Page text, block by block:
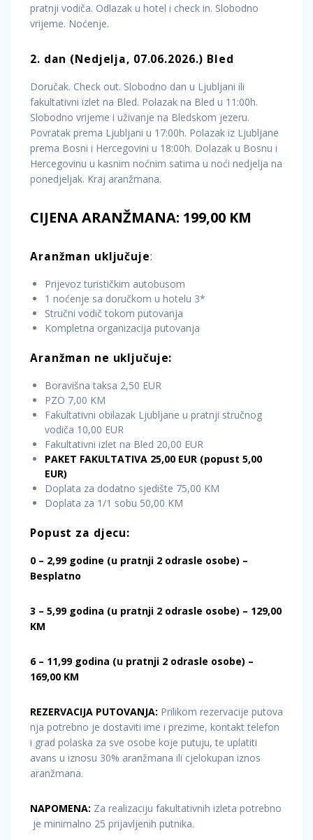
pratnji vodiča. Odlazak u hotel i check in. Slobodno
vrijeme. Noćenje.
2. dan (Nedjelja, 07.06.2026.) Bled
Doručak. Check out. Slobodno dan u Ljubljani ili
fakultativni izlet na Bled. Polazak na Bled u 11:00h.
Slobodno vrijeme i uživanje na Bledskom jezeru.
Povratak prema Ljubljani u 17:00h. Polazak iz Ljubljane
prema Bosni i Hercegovini u 18:00h. Dolazak u Bosnu i
Hercegovinu u kasnim noćnim satima u noći nedjelja na
ponedjeljak. Kraj aranžmana.
CIJENA ARANŽMANA: 199,00 KM
Aranžman uključuje:
Prijevoz turističkim autobusom
1 noćenje sa doručkom u hotelu 3*
Stručni vodič tokom putovanja
Kompletna organizacija putovanja
Aranžman ne uključuje:
Boravišna taksa 2,50 EUR
PZO 7,00 KM
Fakultativni obilazak Ljubljane u pratnji stručnog
vodiča 10,00 EUR
Fakultativni izlet na Bled 20,00 EUR
PAKET FAKULTATIVA 25,00 EUR (popust 5,00
EUR)
Doplata za dodatno sjedište 75,00 KM
Doplata za 1/1 sobu 50,00 KM
Popust za djecu:
0 – 2,99 godine (u pratnji 2 odrasle osobe) –
Besplatno
3 – 5,99 godina (u pratnji 2 odrasle osobe) – 129,00
KM
6 – 11,99 godina (u pratnji 2 odrasle osobe) –
169,00 KM
REZERVACIJA PUTOVANJA: Prilikom rezervacije putova
nja potrebno je dostaviti ime i prezime, kontakt telefon
i grad polaska za sve osobe koje putuju, te uplatiti
avans u iznosu 30% aranžmana ili cjelokupan iznos
aranžmana.
NAPOMENA: Za realizaciju fakultativnih izleta potrebno
je minimalno 25 prijavljenih putnika.